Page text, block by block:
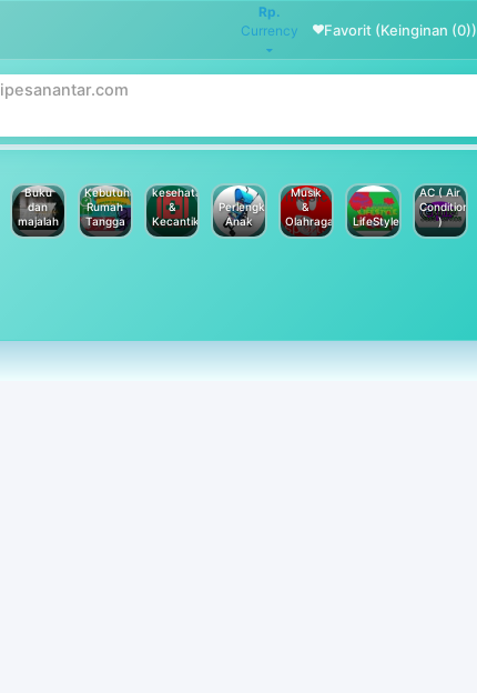
Rp.
Currency
Favorit (Keinginan (0))
Buku
dan
majalah
Kebutuhan
Rumah
Tangga
kesehatan
&
Kecantikan
Perlengkapan
Anak
Musik
&
Olahraga
LifeStyle
AC ( Air
Conditioner
)